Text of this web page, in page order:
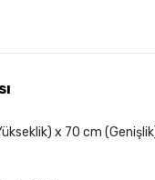
x 70 cm